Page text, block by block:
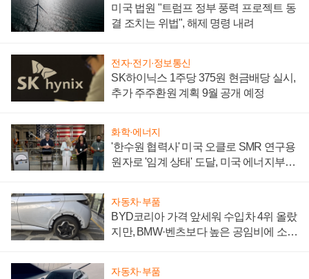
미국 법원 "트럼프 정부 풍력 프로젝트 동
결 조치는 위법", 해제 명령 내려
전자·전기·정보통신
SK하이닉스 1주당 375원 현금배당 실시,
추가 주주환원 계획 9월 공개 예정
화학·에너지
'한수원 협력사' 미국 오클로 SMR 연구용
원자로 '임계 상태' 도달, 미국 에너지부
자동차·부품
BYD코리아 가격 앞세워 수입차 4위 올랐
지만, BMW·벤츠보다 높은 공임비에 소비
자동차·부품